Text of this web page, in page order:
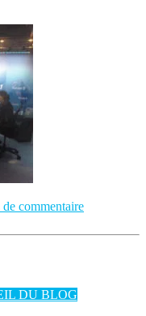
de commentaire
DU BLOG